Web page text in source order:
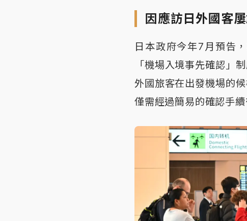
因應訪日外國客
日本政府今年7月預告
「機場入境事先確認」
外國旅客在出發機場的
僅需經過簡易的確認手